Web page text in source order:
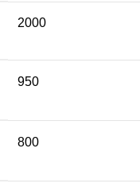
2000
950
800